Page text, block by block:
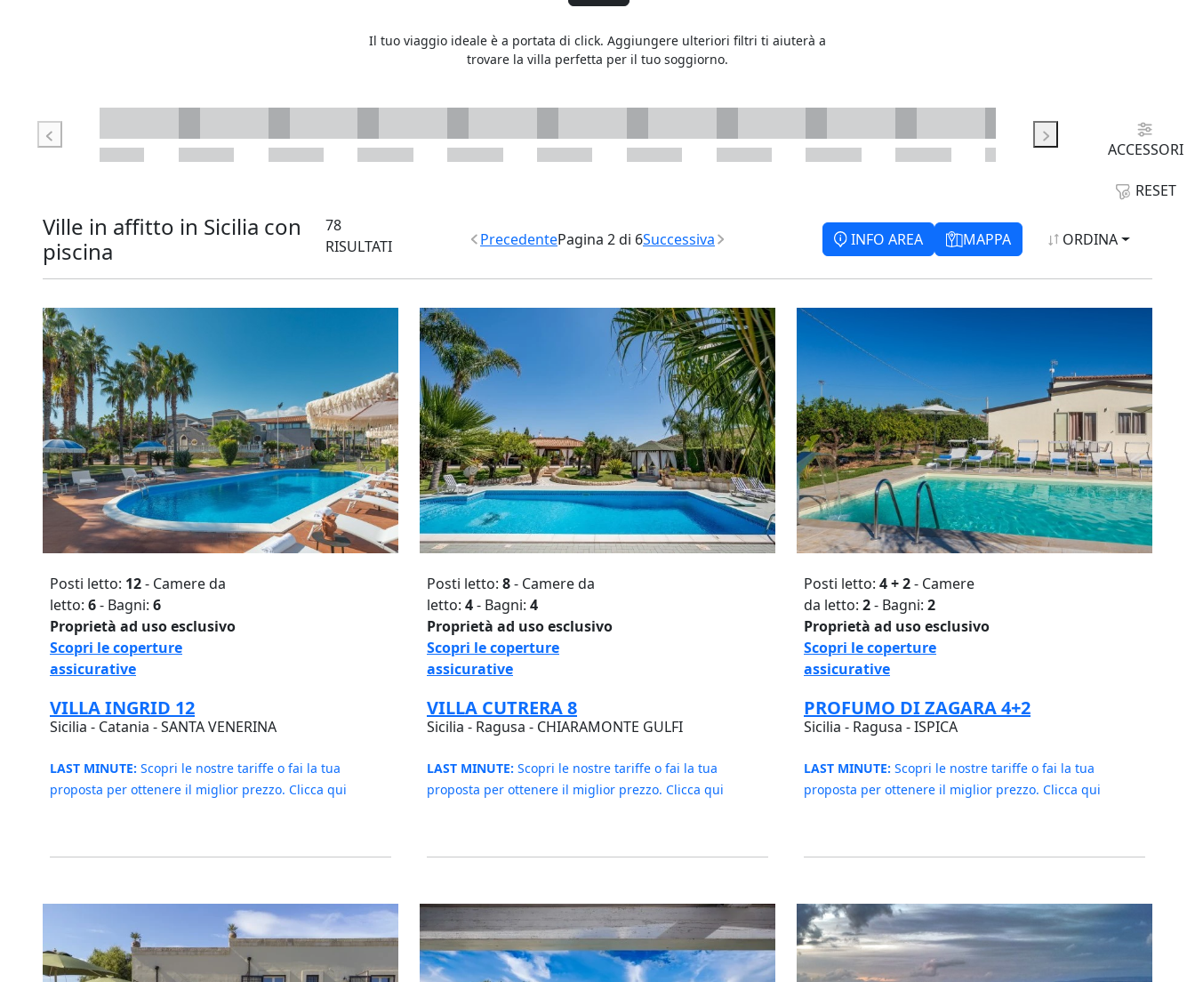
Il tuo viaggio ideale è a portata di click. Aggiungere ulteriori filtri ti aiuterà a
trovare la villa perfetta per il tuo soggiorno.
ACCESSORI
RESET
Ville in affitto in Sicilia con
piscina
78
RISULTATI
PrecedentePagina 2 di 6Successiva INFO AREA MAPPA ORDINA
Posti letto: 12- Camere da
letto: 6- Bagni: 6
Proprietà ad uso esclusivo
Scopri le coperture
assicurative
VILLA INGRID 12
Sicilia - Catania - SANTA VENERINA
LAST MINUTE: Scopri le nostre tariffe o fai la tua
proposta per ottenere il miglior prezzo. Clicca qui
Posti letto: 8- Camere da
letto: 4- Bagni: 4
Proprietà ad uso esclusivo
Scopri le coperture
assicurative
VILLA CUTRERA 8
Sicilia - Ragusa - CHIARAMONTE GULFI
LAST MINUTE: Scopri le nostre tariffe o fai la tua
proposta per ottenere il miglior prezzo. Clicca qui
Posti letto: 4 + 2- Camere
da letto: 2- Bagni: 2
Proprietà ad uso esclusivo
Scopri le coperture
assicurative
PROFUMO DI ZAGARA 4+2
Sicilia - Ragusa - ISPICA
LAST MINUTE: Scopri le nostre tariffe o fai la tua
proposta per ottenere il miglior prezzo. Clicca qui